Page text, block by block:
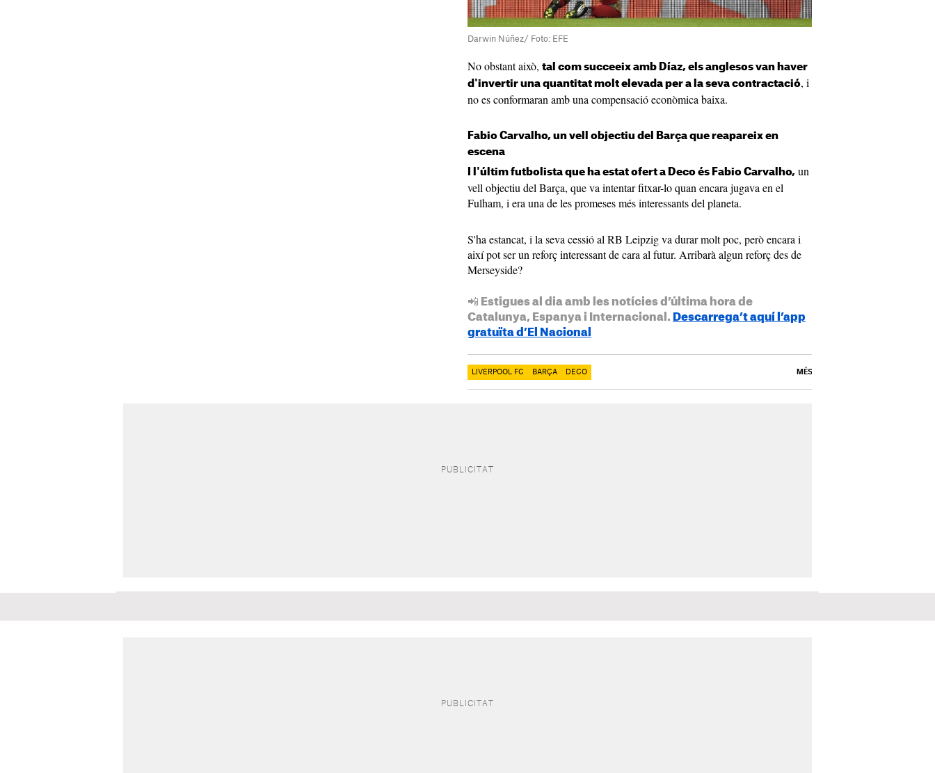
Darwin Núñez/ Foto: EFE
No obstant això, tal com succeeix amb Díaz, els anglesos van haver
d'invertir una quantitat molt elevada per a la seva contractació, i
no es conformaran amb una compensació econòmica baixa.
Fabio Carvalho, un vell objectiu del Barça que reapareix en
escena
I l'últim futbolista que ha estat ofert a Deco és Fabio Carvalho, un
vell objectiu del Barça, que va intentar fitxar-lo quan encara jugava en el
Fulham, i era una de les promeses més interessants del planeta.
S'ha estancat, i la seva cessió al RB Leipzig va durar molt poc, però encara i
així pot ser un reforç interessant de cara al futur. Arribarà algun reforç des de
Merseyside?
📲 Estigues al dia amb les notícies d’última hora de
Catalunya, Espanya i Internacional. Descarrega’t aquí l’app
gratuïta d’El Nacional
LIVERPOOL FC BARÇA DECO MÉS